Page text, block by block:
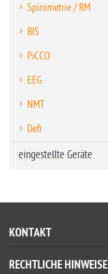
Spirometrie / RM
BIS
PiCCO
EEG
NMT
Defi
eingestellte Geräte
KONTAKT
RECHTLICHE HINWEISE